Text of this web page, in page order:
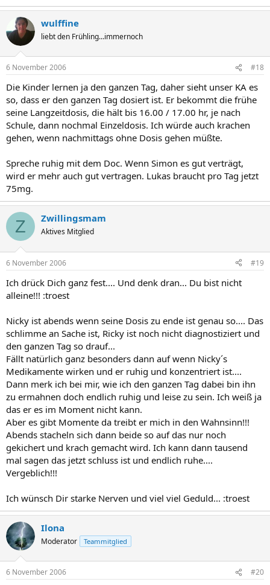
wulffine
liebt den Frühling...immernoch
6 November 2006 #18
Die Kinder lernen ja den ganzen Tag, daher sieht unser KA es
so, dass er den ganzen Tag dosiert ist. Er bekommt die frühe
seine Langzeitdosis, die hält bis 16.00 / 17.00 hr, je nach
Schule, dann nochmal Einzeldosis. Ich würde auch krachen
gehen, wenn nachmittags ohne Dosis gehen müßte.
Spreche ruhig mit dem Doc. Wenn Simon es gut verträgt,
wird er mehr auch gut vertragen. Lukas braucht pro Tag jetzt
75mg.
Z Zwillingsmam
Aktives Mitglied
6 November 2006 #19
Ich drück Dich ganz fest.... Und denk dran... Du bist nicht
alleine!!! :troest
Nicky ist abends wenn seine Dosis zu ende ist genau so.... Das
schlimme an Sache ist, Ricky ist noch nicht diagnostiziert und
den ganzen Tag so drauf...
Fällt natürlich ganz besonders dann auf wenn Nicky´s
Medikamente wirken und er ruhig und konzentriert ist....
Dann merk ich bei mir, wie ich den ganzen Tag dabei bin ihn
zu ermahnen doch endlich ruhig und leise zu sein. Ich weiß ja
das er es im Moment nicht kann.
Aber es gibt Momente da treibt er mich in den Wahnsinn!!!
Abends stacheln sich dann beide so auf das nur noch
gekichert und krach gemacht wird. Ich kann dann tausend
mal sagen das jetzt schluss ist und endlich ruhe....
Vergeblich!!!
Ich wünsch Dir starke Nerven und viel viel Geduld... :troest
Ilona
Moderator Teammitglied
6 November 2006 #20